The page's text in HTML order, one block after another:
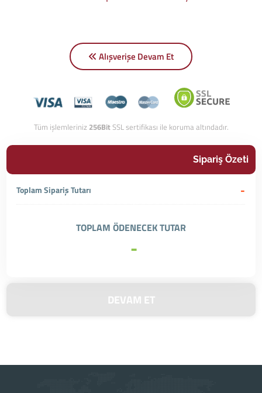
Alışverişe Devam Et
Tüm işlemleriniz 256BitSSL sertifikası ile koruma altındadır.
Sipariş Özeti
Toplam Sipariş Tutarı -
TOPLAM ÖDENECEK TUTAR
-
DEVAM ET